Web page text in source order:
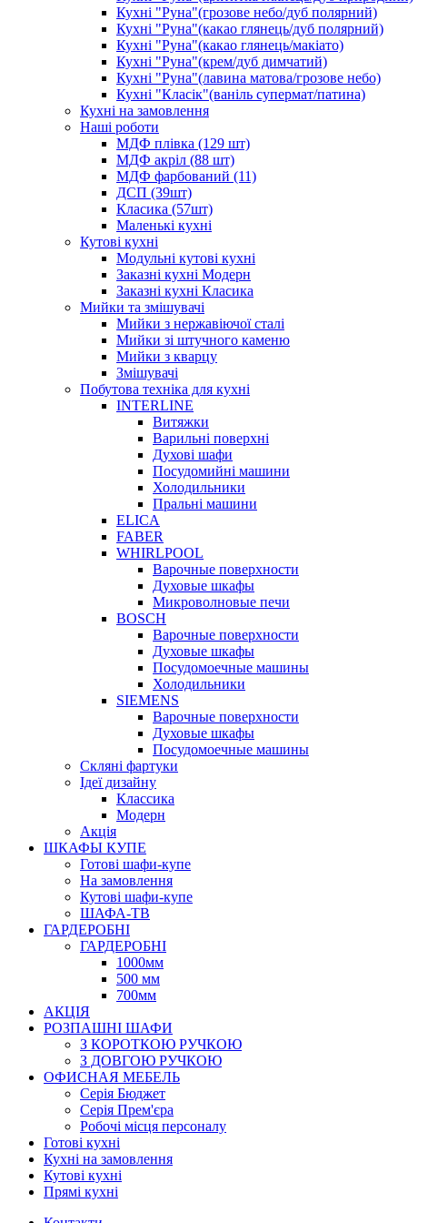
Кухні "Руна"(грозове небо/дуб полярний)
Кухні "Руна"(какао глянець/дуб полярний)
Кухні "Руна"(какао глянець/макіато)
Кухні "Руна"(крем/дуб димчатий)
Кухні "Руна"(лавина матова/грозове небо)
Кухні "Класік"(ваніль супермат/патина)
Кухні на замовлення
Наші роботи
МДФ плівка (129 шт)
МДФ акріл (88 шт)
МДФ фарбований (11)
ДСП (39шт)
Класика (57шт)
Маленькі кухні
Кутові кухні
Модульні кутові кухні
Заказні кухні Модерн
Заказні кухні Класика
Мийки та змішувачі
Мийки з нержавіючої сталі
Мийки зі штучного каменю
Мийки з кварцу
Змішувачі
Побутова техніка для кухні
INTERLINE
Витяжки
Варильні поверхні
Духові шафи
Посудомийні машини
Холодильники
Пральні машини
ELICA
FABER
WHIRLPOOL
Варочные поверхности
Духовые шкафы
Микроволновые печи
BOSCH
Варочные поверхности
Духовые шкафы
Посудомоечные машины
Холодильники
SIEMENS
Варочные поверхности
Духовые шкафы
Посудомоечные машины
Скляні фартуки
Ідеї дизайну
Класcика
Модерн
Акція
ШКАФЫ КУПЕ
Готові шафи-купе
На замовлення
Кутові шафи-купе
ШАФА-ТВ
ГАРДЕРОБНІ
ГАРДЕРОБНІ
1000мм
500 мм
700мм
АКЦІЯ
РОЗПАШНІ ШАФИ
З КОРОТКОЮ РУЧКОЮ
З ДОВГОЮ РУЧКОЮ
ОФИСНАЯ МЕБЕЛЬ
Серія Бюджет
Серія Прем'єра
Робочі місця персоналу
Готові кухні
Кухні на замовлення
Кутові кухні
Прямі кухні